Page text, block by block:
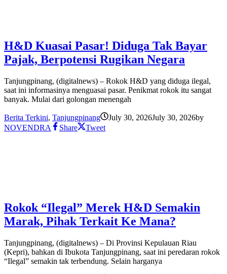
H&D Kuasai Pasar! Diduga Tak Bayar
Pajak, Berpotensi Rugikan Negara
Tanjungpinang, (digitalnews) – Rokok H&D yang diduga ilegal,
saat ini informasinya menguasai pasar. Penikmat rokok itu sangat
banyak. Mulai dari golongan menengah
Berita Terkini, Tanjungpinang July 30, 2026July 30, 2026by
NOVENDRA
Share Tweet
Rokok “Ilegal” Merek H&D Semakin
Marak, Pihak Terkait Ke Mana?
Tanjungpinang, (digitalnews) – Di Provinsi Kepulauan Riau
(Kepri), bahkan di Ibukota Tanjungpinang, saat ini peredaran rokok
“Ilegal” semakin tak terbendung. Selain harganya